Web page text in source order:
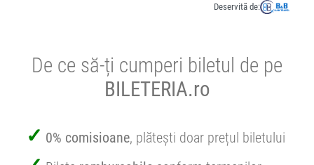
Deservită de:
De ce să-ți cumperi biletul de pe
BILETERIA.ro
0% comisioane, plătești doar prețul biletului